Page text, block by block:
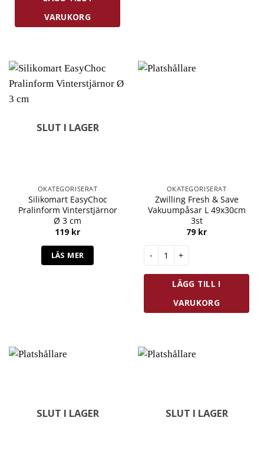
VARUKORG
SLUT I LAGER
OKATEGORISERAT
Silikomart EasyChoc
Pralinform Vinterstjärnor
Ø 3 cm
119 kr
LÄS MER
OKATEGORISERAT
Zwilling Fresh & Save
Vakuumpåsar L 49x30cm
3st
79 kr
LÄGG TILL I
VARUKORG
SLUT I LAGER SLUT I LAGER